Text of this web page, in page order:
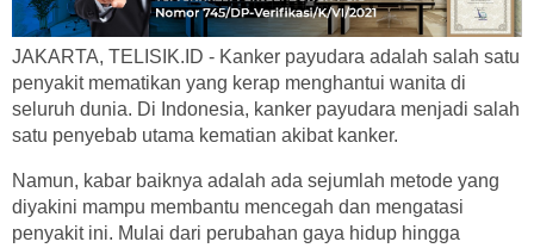
JAKARTA, TELISIK.ID - Kanker payudara adalah salah satu
penyakit mematikan yang kerap menghantui wanita di
seluruh dunia. Di Indonesia, kanker payudara menjadi salah
satu penyebab utama kematian akibat kanker.
Namun, kabar baiknya adalah ada sejumlah metode yang
diyakini mampu membantu mencegah dan mengatasi
penyakit ini. Mulai dari perubahan gaya hidup hingga